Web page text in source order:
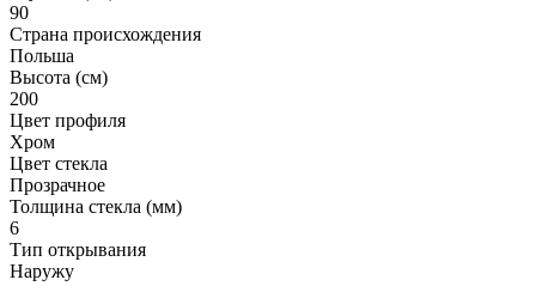
90
Страна происхождения
Польша
Высота (см)
200
Цвет профиля
Хром
Цвет стекла
Прозрачное
Толщина стекла (мм)
6
Тип открывания
Наружу